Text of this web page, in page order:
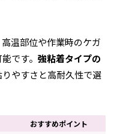
温部位や作業時のケガ
です。強粘着タイプの
やすさと高耐久性で選
おすすめポイント